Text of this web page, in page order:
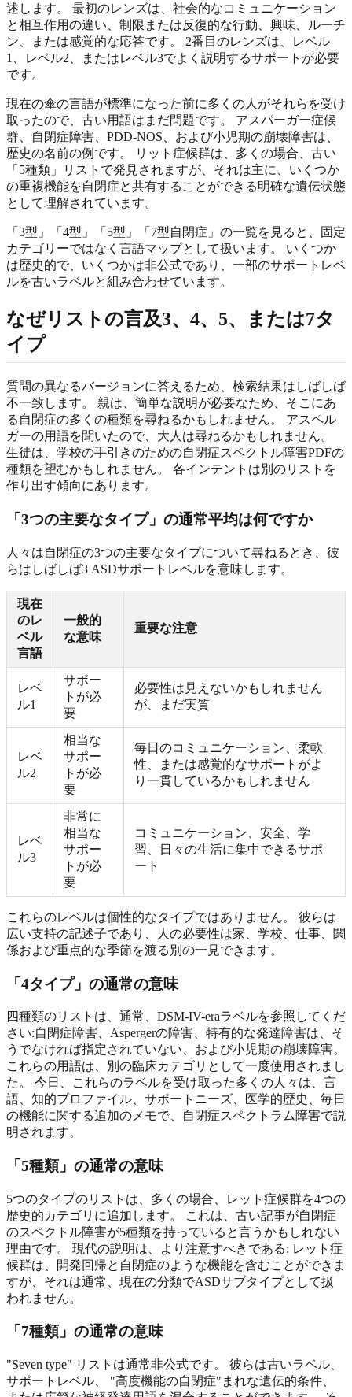
述します。 最初のレンズは、社会的なコミュニケーション
と相互作用の違い、制限または反復的な行動、興味、ルーチ
ン、または感覚的な応答です。 2番目のレンズは、レベル
1、レベル2、またはレベル3でよく説明するサポートが必要
です。
現在の傘の言語が標準になった前に多くの人がそれらを受け
取ったので、古い用語はまだ問題です。 アスパーガー症候
群、自閉症障害、PDD-NOS、および小児期の崩壊障害は、
歴史の名前の例です。 リット症候群は、多くの場合、古い
「5種類」リストで発見されますが、それは主に、いくつか
の重複機能を自閉症と共有することができる明確な遺伝状態
として理解されています。
「3型」「4型」「5型」「7型自閉症」の一覧を見ると、固定
カテゴリーではなく言語マップとして扱います。 いくつか
は歴史的で、いくつかは非公式であり、一部のサポートレベ
ルを古いラベルと組み合わせています。
なぜリストの言及3、4、5、または7タ
イプ
質問の異なるバージョンに答えるため、検索結果はしばしば
不一致します。 親は、簡単な説明が必要なため、そこにあ
る自閉症の多くの種類を尋ねるかもしれません。 アスペル
ガーの用語を聞いたので、大人は尋ねるかもしれません。
生徒は、学校の手引きのための自閉症スペクトル障害PDFの
種類を望むかもしれません。 各インテントは別のリストを
作り出す傾向にあります。
「3つの主要なタイプ」の通常平均は何ですか
人々は自閉症の3つの主要なタイプについて尋ねるとき、彼
らはしばしば3 ASDサポートレベルを意味します。
現在
のレ
ベル
言語
一般的
な意味
重要な注意
レベ
ル1
サポー
トが必
要
必要性は見えないかもしれません
が、まだ実質
レベ
ル2
相当な
サポー
トが必
要
毎日のコミュニケーション、柔軟
性、または感覚的なサポートがよ
り一貫しているかもしれません
レベ
ル3
非常に
相当な
サポー
トが必
要
コミュニケーション、安全、学
習、日々の生活に集中できるサポ
ート
これらのレベルは個性的なタイプではありません。 彼らは
広い支持の記述子であり、人の必要性は家、学校、仕事、関
係および重点的な季節を渡る別の一見できます。
「4タイプ」の通常の意味
四種類のリストは、通常、DSM-IV-eraラベルを参照してくだ
さい:自閉症障害、Aspergerの障害、特有的な発達障害は、そ
うでなければ指定されていない、および小児期の崩壊障害。
これらの用語は、別の臨床カテゴリとして一度使用されまし
た。 今日、これらのラベルを受け取った多くの人々は、言
語、知的プロファイル、サポートニーズ、医学的歴史、毎日
の機能に関する追加のメモで、自閉症スペクトラム障害で説
明されます。
「5種類」の通常の意味
5つのタイプのリストは、多くの場合、レット症候群を4つの
歴史的カテゴリに追加します。 これは、古い記事が自閉症
のスペクトル障害が5種類を持っていると言うかもしれない
理由です。 現代の説明は、より注意すべきである: レット症
候群は、開発回帰と自閉症のような機能を含むことができま
すが、それは通常、現在の分類でASDサブタイプとして扱
われません。
「7種類」の通常の意味
"Seven type" リストは通常非公式です。 彼らは古いラベル、
サポートレベル、 "高度機能の自閉症"まれな遺伝的条件、